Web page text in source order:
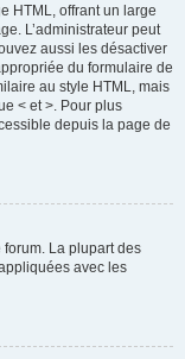
HTML, offrant un large
L’administrateur peut
aussi les désactiver
du formulaire de
au style HTML, mais
< et >. Pour plus
depuis la page de
forum. La plupart des
avec les